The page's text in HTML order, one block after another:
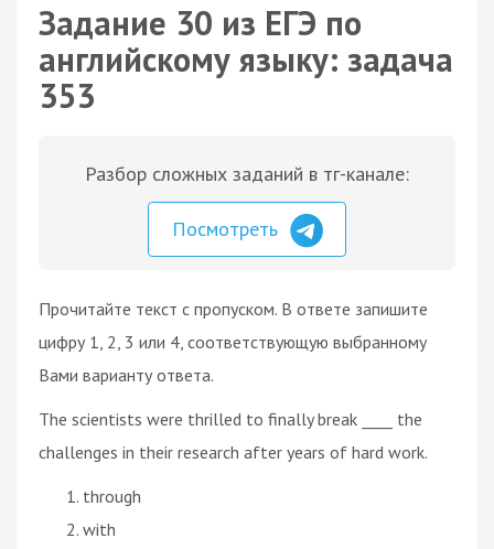
Задание 30 из ЕГЭ по
английскому языку: задача
353
Разбор сложных заданий в тг-канале:
Посмотреть
Прочитайте текст с пропуском. В ответе запишите
цифру 1, 2, 3 или 4, соответствующую выбранному
Вами варианту ответа.
The scientists were thrilled to finally break ____ the
challenges in their research after years of hard work.
through
with